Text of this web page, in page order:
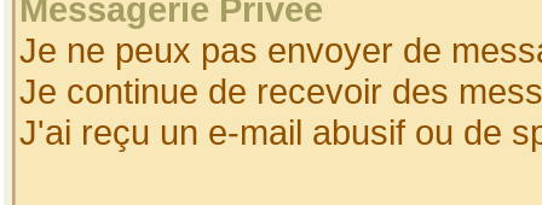
Messagerie Privée
Je ne peux pas envoyer de
Je continue de recevoir des
J'ai reçu un e-mail abusif ou de